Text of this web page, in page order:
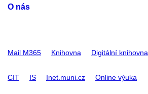
O nás
Mail M365 Knihovna Digitální knihovna
CIT IS Inet.muni.cz Online výuka